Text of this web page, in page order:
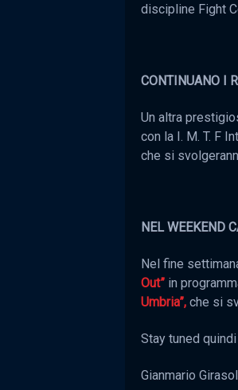
discipline Fight
CONTINUANO I
Un altra
con la I. M. T. F
che si
NEL WEEKEND
Nel fine
Out” in
Umbria”, che si
Stay tuned
Gianmario